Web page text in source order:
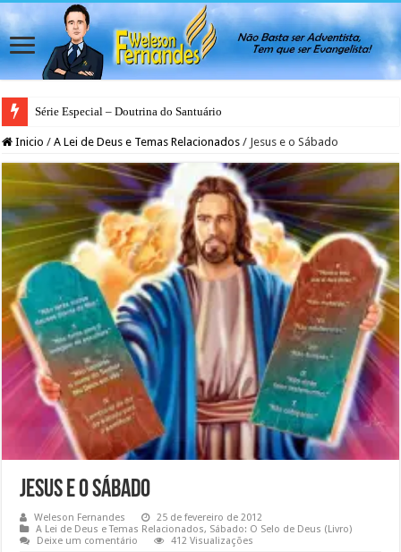
Série Especial – Doutrina do Santuário
Inicio / A Lei de Deus e Temas Relacionados / Jesus e o Sábado
Jesus e o Sábado
Weleson Fernandes
25 de fevereiro de 2012
A Lei de Deus e Temas Relacionados, Sábado: O Selo de Deus (Livro)
Deixe um comentário
412 Visualizações